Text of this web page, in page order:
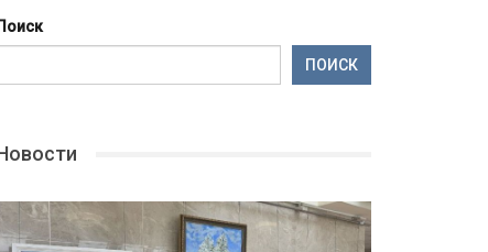
Поиск
ПОИСК